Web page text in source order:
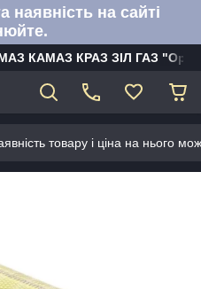
наявність на сайті
МАЗ КАМАЗ КРАЗ ЗІЛ ГАЗ
товару і ціна на нього